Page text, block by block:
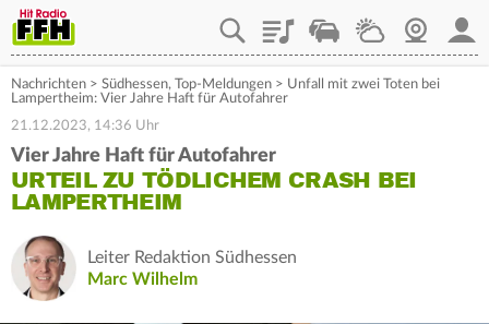
PlaylistStaupilotWetterWebcam
Nachrichten > Südhessen, Top-Meldungen > Unfall mit zwei Toten bei
Lampertheim: Vier Jahre Haft für Autofahrer
21.12.2023, 14:36 Uhr
Vier Jahre Haft für Autofahrer
URTEIL ZU TÖDLICHEM CRASH BEI
LAMPERTHEIM
Leiter Redaktion Südhessen
Marc Wilhelm